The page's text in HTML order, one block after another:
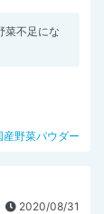
菜不足にな
産野菜パウダー
2020/08/31